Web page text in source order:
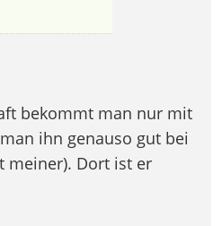
bekommt man nur mit
ihn genauso gut bei
meiner). Dort ist er